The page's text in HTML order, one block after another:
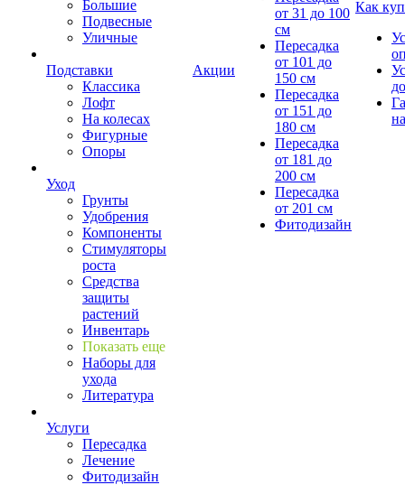
Большие
Подвесные
Уличные
Подставки
Классика
Лофт
На колесах
Фигурные
Опоры
Уход
Грунты
Удобрения
Компоненты
Стимуляторы
роста
Средства
защиты
растений
Инвентарь
Показать еще
Наборы для
ухода
Литература
Услуги
Пересадка
Лечение
Фитодизайн
Акции
от 31 до 100
см
Пересадка
от 101 до
150 см
Пересадка
от 151 до
180 см
Пересадка
от 181 до
200 см
Пересадка
от 201 см
Фитодизайн
Как